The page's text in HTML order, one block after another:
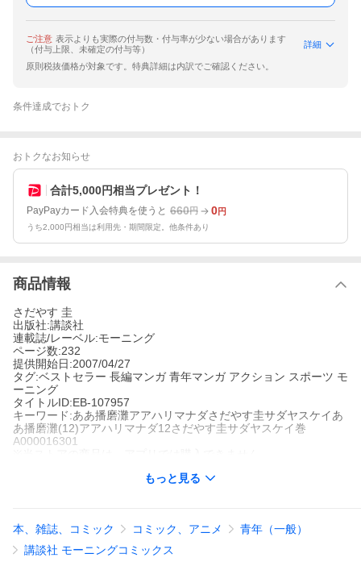
ご注意 表示よりも実際の付与数・付与率が少ない場合があります
（付与上限、未確定の付与等）
詳細
原則税抜価格が対象です。特典詳細は内訳でご確認ください。
条件達成でおトク
おトクなお知らせ
合計5,000円相当プレゼント！
PayPayカード入会特典を使うと 660円 0円
うち2,000円相当は利用先・期間限定。他条件あり
商品情報
さだやす 圭
出版社:講談社
連載誌/レーベル:モーニング
ページ数:232
提供開始日:2007/04/27
タグ:ベストセラー 長編マンガ 青年マンガ アクション スポーツ モ
ーニング
タイトルID:EB-107957
キーワード:ああ播磨灘アアハリマナダさだやす圭サダヤスケイあ
あ播磨灘(12)アアハリマナダ12さだやす圭サダヤスケイ巻
A000016301
相撲道300年の伝統を踏まえ、全力士の頂点に君臨する名横綱・太
刀風(たちかぜ)と、相撲界の禁を破り、鬼神のごとき勢いで連勝を
続ける修羅の横綱・播磨灘(はりまなだ)の世紀の大一番!!その決着
もっと見る
本、雑誌、コミック コミック、アニメ
青年（一般）
講談社 モーニングコミックス